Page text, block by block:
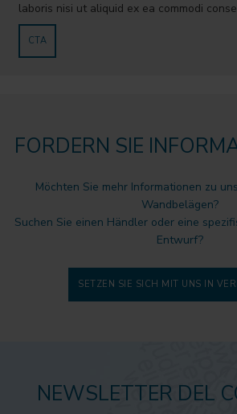
laboris nisi ut aliquid ex ea commodi
CTA
FORDERN SIE
Möchten Sie mehr Informationen zu
Wandbelägen?
Suchen Sie einen Händler oder eine
Entwurf?
SETZEN SIE SICH MIT UNS IN
NEWSLETTER DEL